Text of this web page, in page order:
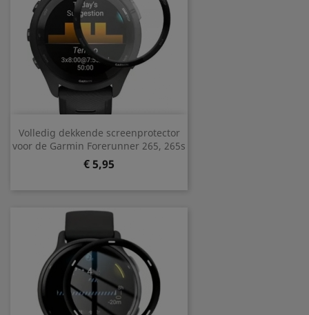
Volledig dekkende screenprotector
voor de Garmin Forerunner 265, 265s
Prijs
€ 5,95